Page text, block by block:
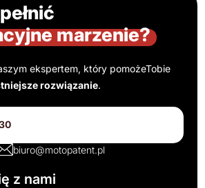
marzenie?
ekspertem, który pomożeTobie
rozwiązanie.
biuro@motopatent.pl
z nami